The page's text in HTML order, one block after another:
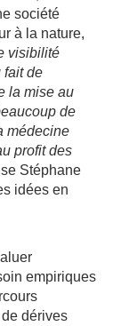
société
à la nature,
visibilité
fait de
la mise au
de
médecine
profit des
Stéphane
idées en
empiriques
dérives